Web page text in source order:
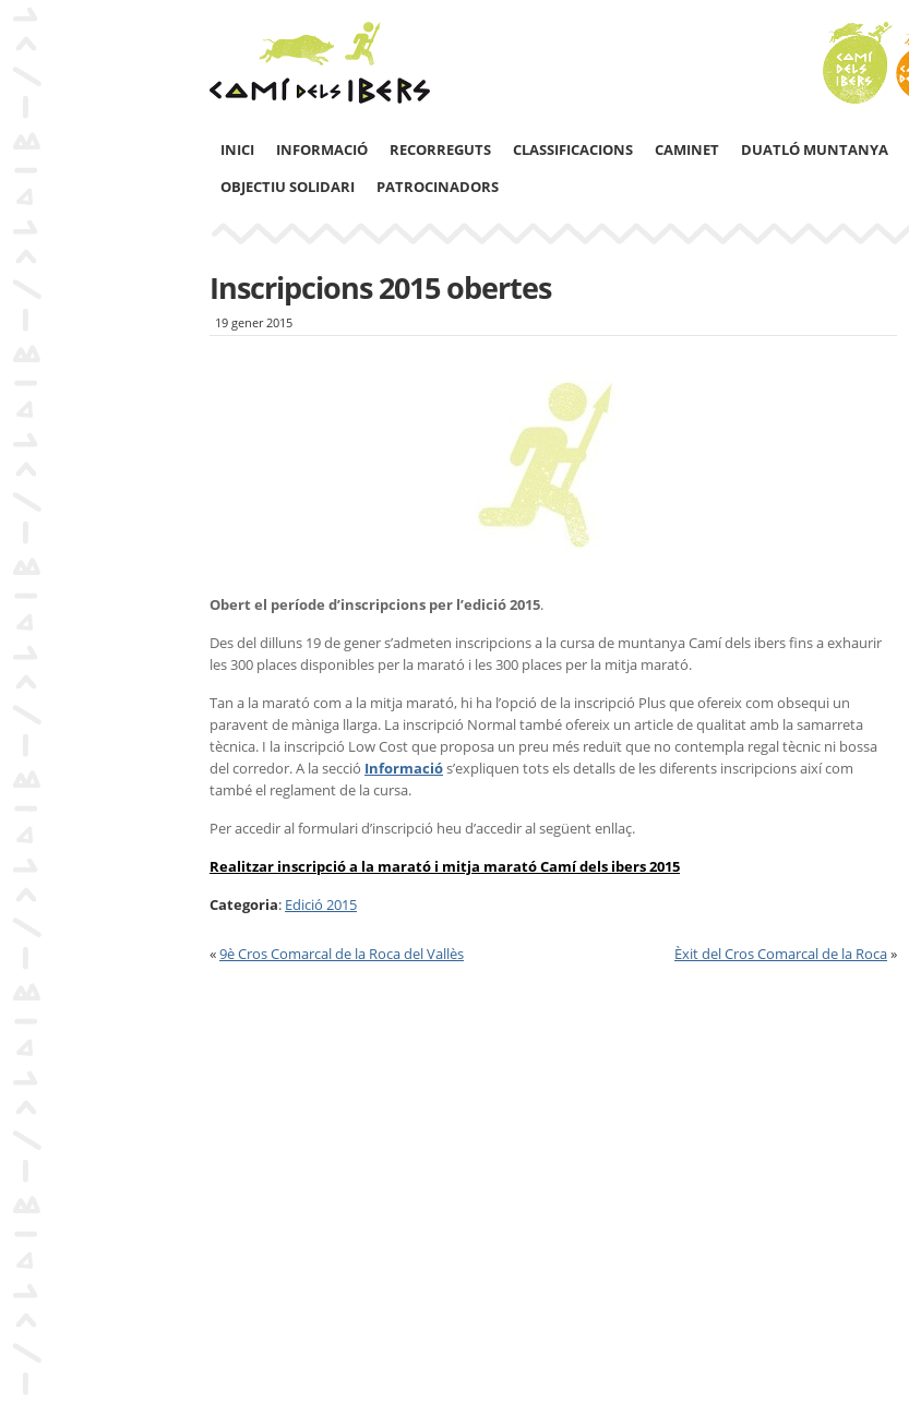
INICI INFORMACIÓ RECORREGUTS CLASSIFICACIONS CAMINET DUATLÓ MUNTANYA
OBJECTIU SOLIDARI
PATROCINADORS
Inscripcions 2015 obertes
19 gener 2015
Obert el període d’inscripcions per l’edició 2015.
Des del dilluns 19 de gener s’admeten inscripcions a la cursa de muntanya Camí dels ibers fins a exhaurir
les 300 places disponibles per la marató i les 300 places per la mitja marató.
Tan a la marató com a la mitja marató, hi ha l’opció de la inscripció Plus que ofereix com obsequi un
paravent de màniga llarga. La inscripció Normal també ofereix un article de qualitat amb la samarreta
tècnica. I la inscripció Low Cost que proposa un preu més reduït que no contempla regal tècnic ni bossa
del corredor. A la secció Informaciós’expliquen tots els detalls de les diferents inscripcions així com
també el reglament de la cursa.
Per accedir al formulari d’inscripció heu d’accedir al següent enllaç.
Realitzar inscripció a la marató i mitja marató Camí dels ibers 2015
Categoria: Edició 2015
«9è Cros Comarcal de la Roca del Vallès Èxit del Cros Comarcal de la Roca»